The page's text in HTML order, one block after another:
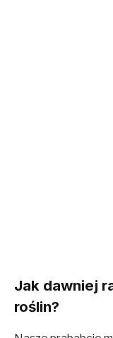
Jak dawniej
roślin?